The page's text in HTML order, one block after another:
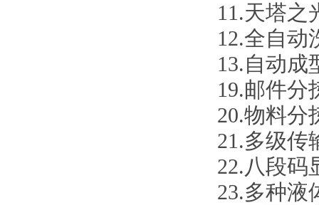
11.天塔之
12.全自动
13.自动成
19.邮件分
20.物料分
21.多级传
22.八段码
23.多种液